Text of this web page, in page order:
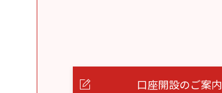
口座開設のご案内